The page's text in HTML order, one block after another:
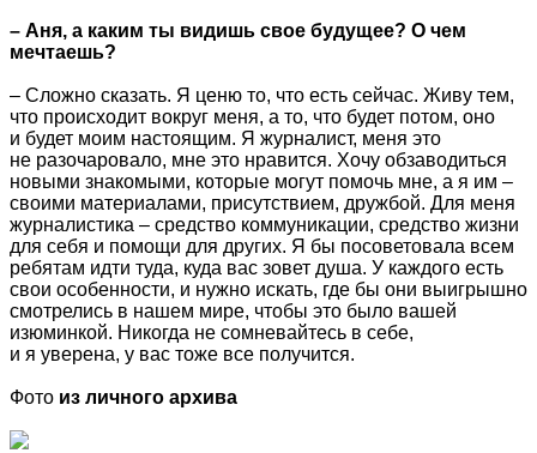
– Аня, а каким ты видишь свое будущее? О чем
мечтаешь?
– Сложно сказать. Я ценю то, что есть сейчас. Живу тем,
что происходит вокруг меня, а то, что будет потом, оно
и будет моим настоящим. Я журналист, меня это
не разочаровало, мне это нравится. Хочу обзаводиться
новыми знакомыми, которые могут помочь мне, а я им –
своими материалами, присутствием, дружбой. Для меня
журналистика – средство коммуникации, средство жизни
для себя и помощи для других. Я бы посоветовала всем
ребятам идти туда, куда вас зовет душа. У каждого есть
свои особенности, и нужно искать, где бы они выигрышно
смотрелись в нашем мире, чтобы это было вашей
изюминкой. Никогда не сомневайтесь в себе,
и я уверена, у вас тоже все получится.
Фото из личного архива